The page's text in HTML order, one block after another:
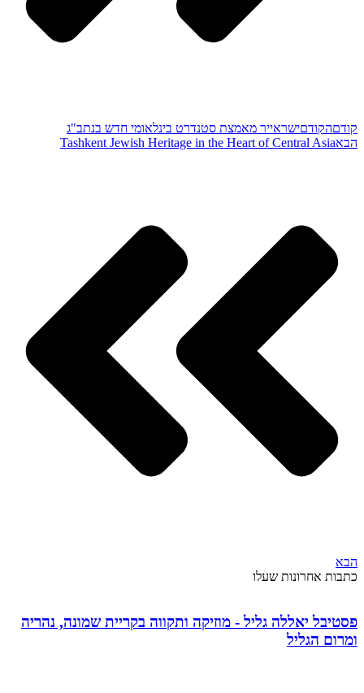
קודםהקודםישראייר מאמצת סטנדרט בינלאומי חדש בנתב"ג
הבאTashkent Jewish Heritage in the Heart of Central Asia
הבא
כתבות אחרונות שעלו
פסטיבל יאללה גליל - מוזיקה ותקווה בקריית שמונה, נהריה
ומרום הגליל